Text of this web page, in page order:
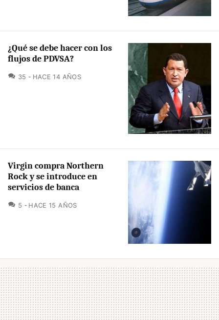
¿Qué se debe hacer con los
flujos de PDVSA?
35 COMENTARIOS
HACE 14 AÑOS
Virgin compra Northern
Rock y se introduce en
servicios de banca
5 COMENTARIOS
HACE 15 AÑOS